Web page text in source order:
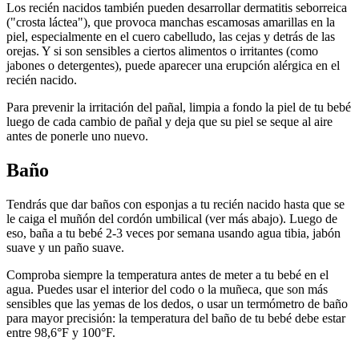
Los recién nacidos también pueden desarrollar dermatitis seborreica
("crosta láctea"), que provoca manchas escamosas amarillas en la
piel, especialmente en el cuero cabelludo, las cejas y detrás de las
orejas. Y si son sensibles a ciertos alimentos o irritantes (como
jabones o detergentes), puede aparecer una erupción alérgica en el
recién nacido.
Para prevenir la irritación del pañal, limpia a fondo la piel de tu bebé
luego de cada cambio de pañal y deja que su piel se seque al aire
antes de ponerle uno nuevo.
Baño
Tendrás que dar baños con esponjas a tu recién nacido hasta que se
le caiga el muñón del cordón umbilical (ver más abajo). Luego de
eso, baña a tu bebé 2-3 veces por semana usando agua tibia, jabón
suave y un paño suave.
Comproba siempre la temperatura antes de meter a tu bebé en el
agua. Puedes usar el interior del codo o la muñeca, que son más
sensibles que las yemas de los dedos, o usar un termómetro de baño
para mayor precisión: la temperatura del baño de tu bebé debe estar
entre 98,6°F y 100°F.